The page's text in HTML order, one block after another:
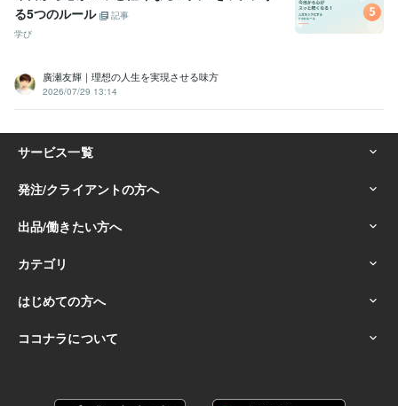
る5つのルール
記事
学び
廣瀬友輝｜理想の人生を実現させる味方
2026/07/29 13:14